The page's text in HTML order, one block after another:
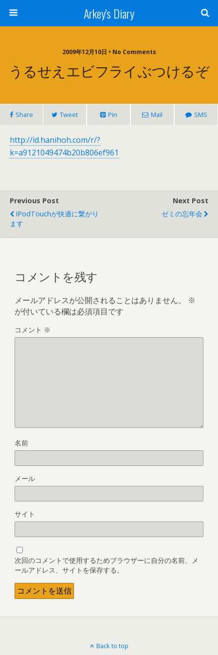
Arkey's Diary
2009年12月10日 • No Comments
うるせえエビフライぶつけるぞ
Share Tweet Pin Mail SMS
http://id.hanihoh.com/r/?
k=a9121049474b20b806ef961
Previous Post
IPodTouchが快適に繋がり
ます
Next Post
ゼミの忘年会
コメントを残す
メールアドレスが公開されることはありません。
※
が付いている欄は必須項目です
コメント ※
名前
メール
サイト
次回のコメントで使用するためブラウザーに自分の名前、メ
ールアドレス、サイトを保存する。
Back to top